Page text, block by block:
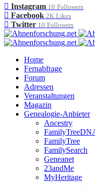
Instagram 10 Followers
Facebook 2K Likes
Twitter 10 Followers
Home
Fernabfrage
Forum
Adressen
Veranstaltungen
Magazin
Genealogie-Anbieter
Ancestry
FamilyTree
FamilySearch
Geneanet
23andMe
MyHeritage